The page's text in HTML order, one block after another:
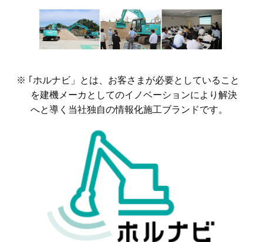
※ ｢ホルナビ」とは、お客さまが必要としていること
を建機メーカとしてのイノベーションにより解決
へと導く当社独自の情報化施工ブランドです。